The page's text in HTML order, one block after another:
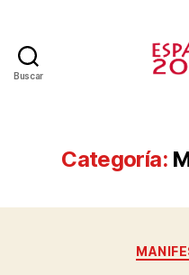
Buscar
Categoría: